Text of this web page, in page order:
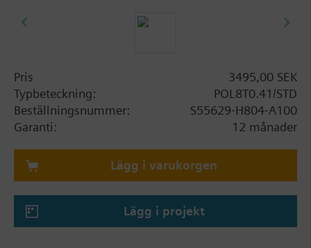
Pris
3495,00 SEK
Typbeteckning:
POL8T0.41/STD
Beställningsnummer:
S55629-H804-A100
Garanti:
12 månader
Lägg i varukorgen
Lägg i projekt